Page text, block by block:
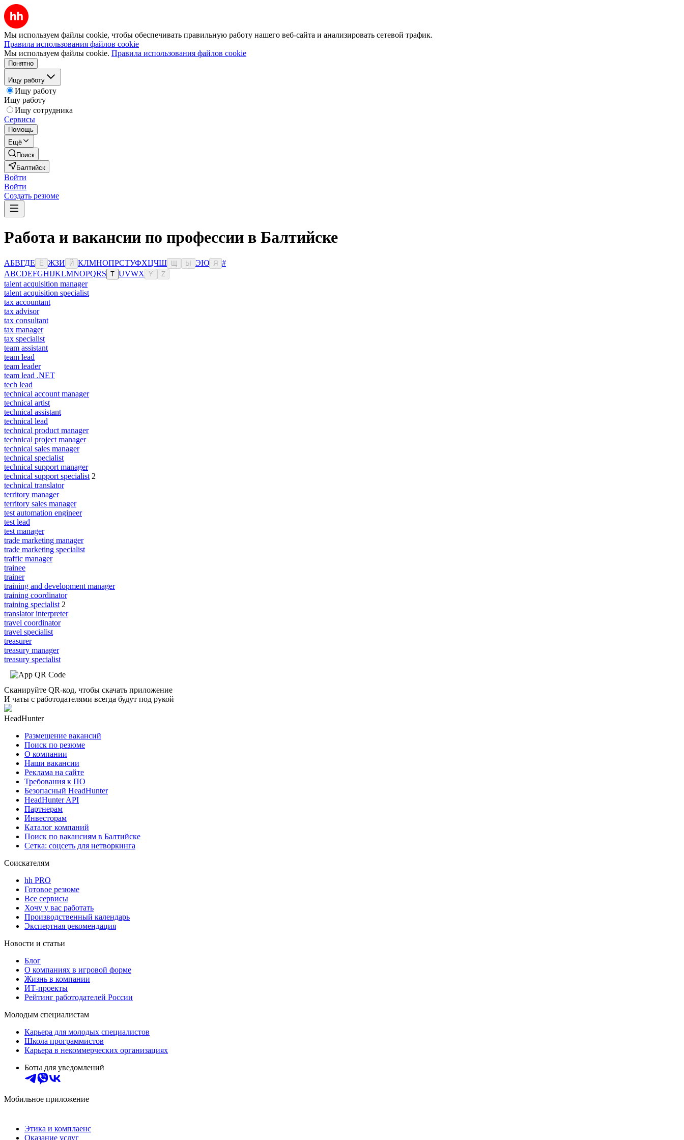
Мы используем файлы cookie, чтобы обеспечивать правильную работу нашего веб-сайта и анализировать сетевой трафик.
Правила использования файлов cookie
Мы используем файлы cookie. Правила использования файлов cookie
Понятно
Ищу работу
Ищу работу
Ищу работу
Ищу сотрудника
Сервисы
Помощь
Ещё
Поиск
Балтийск
Войти
Войти
Создать резюме
Работа и вакансии по профессии в Балтийске
АБВГДЕ Ё ЖЗИ Й КЛМНОПРСТУФХЦЧШ Ы ЭЮ Я
#
ABCDEFGHIJKLMNOPQRS T UVWX Y Z
talent acquisition manager
talent acquisition specialist
tax accountant
tax advisor
tax consultant
tax manager
tax specialist
team assistant
team lead
team leader
team lead .NET
tech lead
technical account manager
technical artist
technical assistant
technical lead
technical product manager
technical project manager
technical sales manager
technical specialist
technical support manager
technical support specialist 2
technical translator
territory manager
territory sales manager
test automation engineer
test lead
test manager
trade marketing manager
trade marketing specialist
traffic manager
trainee
trainer
training and development manager
training coordinator
training specialist 2
translator interpreter
travel coordinator
travel specialist
treasurer
treasury manager
treasury specialist
Сканируйте QR-код, чтобы скачать приложение
И чаты с работодателями всегда будут под рукой
HeadHunter
Размещение вакансий
Поиск по резюме
О компании
Наши вакансии
Реклама на сайте
Требования к ПО
Безопасный HeadHunter
HeadHunter API
Партнерам
Инвесторам
Каталог компаний
Поиск по вакансиям в Балтийске
Сетка: соцсеть для нетворкинга
Соискателям
hh PRO
Готовое резюме
Все сервисы
Хочу у вас работать
Производственный календарь
Экспертная рекомендация
Новости и статьи
Блог
О компаниях в игровой форме
Жизнь в компании
ИТ-проекты
Рейтинг работодателей России
Молодым специалистам
Карьера для молодых специалистов
Школа программистов
Карьера в некоммерческих организациях
Боты для уведомлений
Мобильное приложение
Этика и комплаенс
Оказание услуг